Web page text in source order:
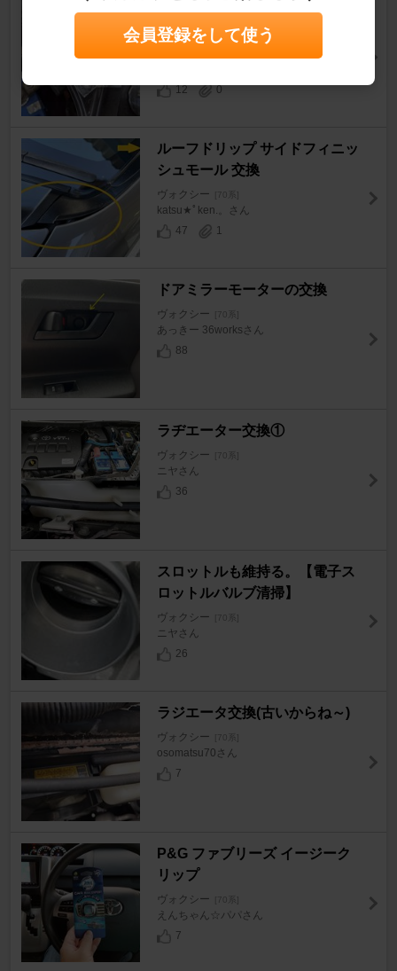
磨き
12
0
ルーフドリップ サイドフィニッ
シュモール 交換
ヴォクシー [70系]
katsu★ﾟken.。さん
47
1
ドアミラーモーターの交換
ヴォクシー [70系]
あっきー 36worksさん
88
ラヂエーター交換①
ヴォクシー [70系]
ニヤさん
36
スロットルも維持る。【電子ス
ロットルバルブ清掃】
ヴォクシー [70系]
ニヤさん
26
ラジエータ交換(古いからね～)
ヴォクシー [70系]
osomatsu70さん
7
P&G ファブリーズ イージーク
リップ
ヴォクシー [70系]
えんちゃん☆パパさん
7
会員登録をして使う